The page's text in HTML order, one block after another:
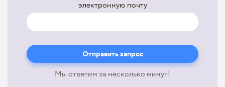
электронную почту
Мы ответим за несколько минут!